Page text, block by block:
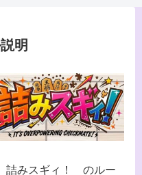
明
みスギィ！ のルー